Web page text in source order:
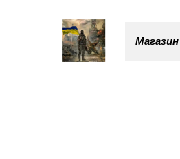
Магазин